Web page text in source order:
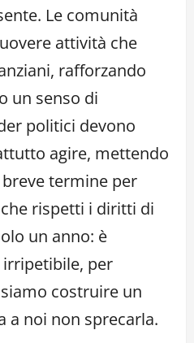
Le comunità
attività che
rafforzando
un senso di
politici devono
agire, mettendo
termine per
rispetti i diritti di
un anno: è
irripetibile, per
costruire un
a noi non sprecarla.